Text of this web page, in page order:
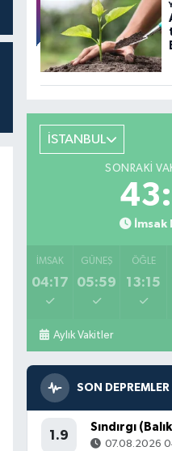
İSTANBUL
SONRAKI
İmsak
İMSAK
04:17
GÜNEŞ
05:59
ÖĞLE
13:15
Aylık Vakitler
SON DEPREMLER
1.9
Sındırgı
07.08.2026